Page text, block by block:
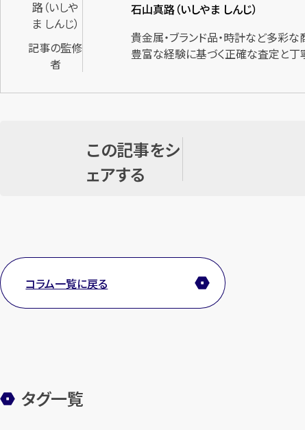
記事の監修
者
石山真路（いしやま しんじ）
貴金属・ブランド品・時計など多彩
豊富な経験に基づく正確な査定と丁
この記事をシ
ェアする
コラム一覧に戻る
タグ一覧